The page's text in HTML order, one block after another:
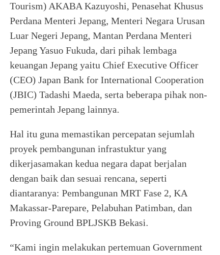
Tourism) AKABA Kazuyoshi, Penasehat Khusus
Perdana Menteri Jepang, Menteri Negara Urusan
Luar Negeri Jepang, Mantan Perdana Menteri
Jepang Yasuo Fukuda, dari pihak lembaga
keuangan Jepang yaitu Chief Executive Officer
(CEO) Japan Bank for International Cooperation
(JBIC) Tadashi Maeda, serta beberapa pihak non-
pemerintah Jepang lainnya.
Hal itu guna memastikan percepatan sejumlah
proyek pembangunan infrastuktur yang
dikerjasamakan kedua negara dapat berjalan
dengan baik dan sesuai rencana, seperti
diantaranya: Pembangunan MRT Fase 2, KA
Makassar-Parepare, Pelabuhan Patimban, dan
Proving Ground BPLJSKB Bekasi.
“Kami ingin melakukan pertemuan Government